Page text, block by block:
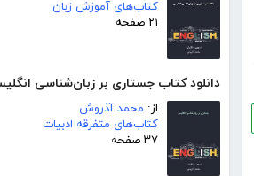
کتاب‌های آموزش زبان
۲۱ صفحه
دانلود کتاب جستاری بر زبان‌شناسی
از: محمد آذروش
کتاب‌های متفرقه ادبیات
۳۷ صفحه